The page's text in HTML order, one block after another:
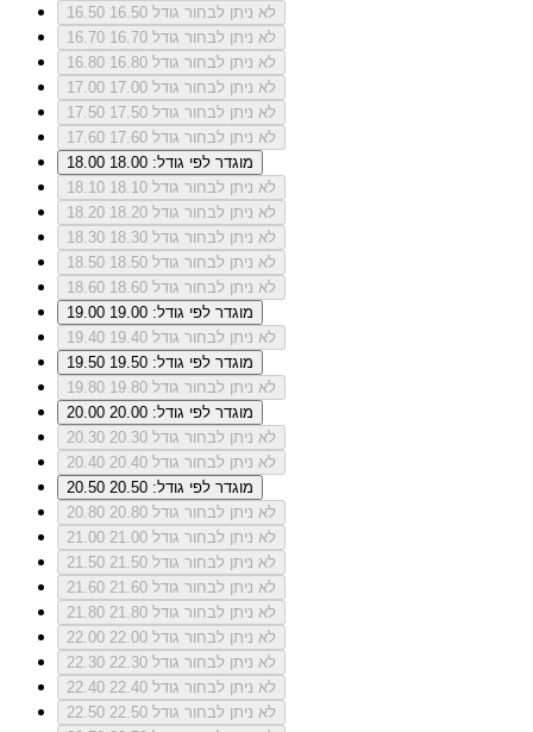
16.50
לא ניתן לבחור גודל 16.50
16.70
לא ניתן לבחור גודל 16.70
16.80
לא ניתן לבחור גודל 16.80
17.00
לא ניתן לבחור גודל 17.00
17.50
לא ניתן לבחור גודל 17.50
17.60
לא ניתן לבחור גודל 17.60
18.00
מוגדר לפי גודל: 18.00
18.10
לא ניתן לבחור גודל 18.10
18.20
לא ניתן לבחור גודל 18.20
18.30
לא ניתן לבחור גודל 18.30
18.50
לא ניתן לבחור גודל 18.50
18.60
לא ניתן לבחור גודל 18.60
19.00
מוגדר לפי גודל: 19.00
19.40
לא ניתן לבחור גודל 19.40
19.50
מוגדר לפי גודל: 19.50
19.80
לא ניתן לבחור גודל 19.80
20.00
מוגדר לפי גודל: 20.00
20.30
לא ניתן לבחור גודל 20.30
20.40
לא ניתן לבחור גודל 20.40
20.50
מוגדר לפי גודל: 20.50
20.80
לא ניתן לבחור גודל 20.80
21.00
לא ניתן לבחור גודל 21.00
21.50
לא ניתן לבחור גודל 21.50
21.60
לא ניתן לבחור גודל 21.60
21.80
לא ניתן לבחור גודל 21.80
22.00
לא ניתן לבחור גודל 22.00
22.30
לא ניתן לבחור גודל 22.30
22.40
לא ניתן לבחור גודל 22.40
22.50
לא ניתן לבחור גודל 22.50